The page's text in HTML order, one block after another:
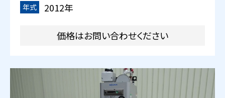
年式
2012年
価格はお問い合わせください